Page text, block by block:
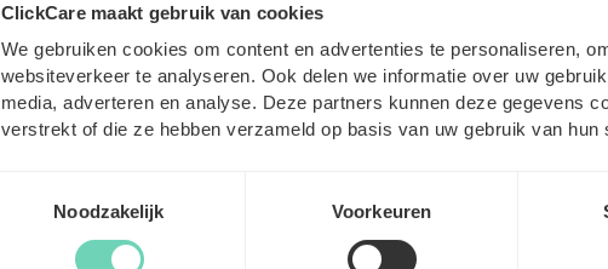
ClickCare maakt gebruik van cookies
We gebruiken cookies om content en advertenties te personaliseren,
websiteverkeer te analyseren. Ook delen we informatie over uw
media, adverteren en analyse. Deze partners kunnen deze gegevens
verstrekt of die ze hebben verzameld op basis van uw gebruik van hun
Noodzakelijk
Voorkeuren
Comment créer de la marge de
organisations de santé ?
Les défis sont structurels et ne disparaîtront pas à
ne pas se concentrer uniquement sur les recrutements
des besoins temporaires sans procédures de
marge de manœuvre lors des périodes de forte
situations imprévues.